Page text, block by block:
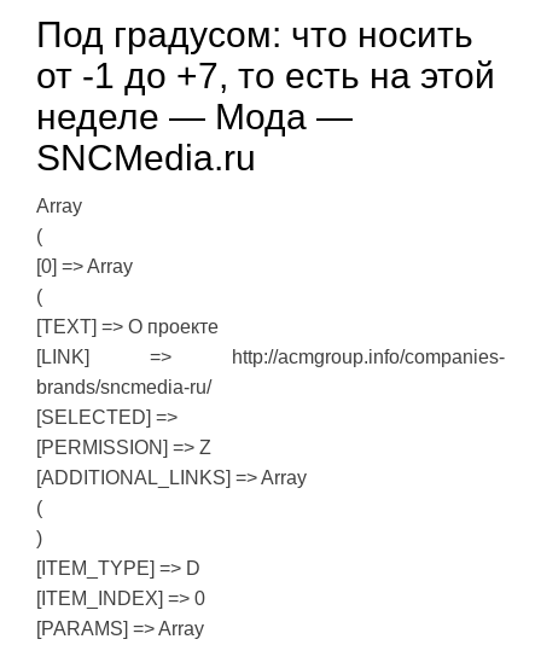
Под градусом: что носить
от -1 до +7, то есть на этой
неделе — Мода —
SNCMedia.ru
Array
(
[0] => Array
(
[TEXT] => О проекте
[LINK] => http://acmgroup.info/companies-
brands/sncmedia-ru/
[SELECTED] =>
[PERMISSION] => Z
[ADDITIONAL_LINKS] => Array
(
)
[ITEM_TYPE] => D
[ITEM_INDEX] => 0
[PARAMS] => Array